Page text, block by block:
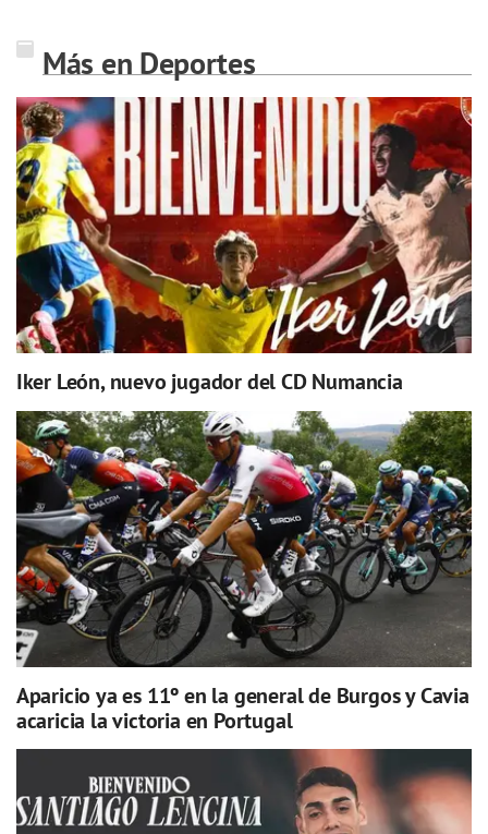
Más en Deportes
Iker León, nuevo jugador del CD Numancia
Aparicio ya es 11º en la general de Burgos y Cavia
acaricia la victoria en Portugal